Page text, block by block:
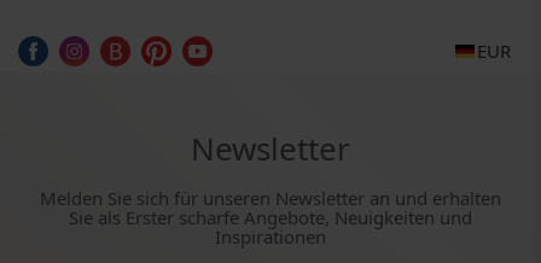
EUR
Newsletter
Melden Sie sich für unseren Newsletter an und erhalten
Sie als Erster scharfe Angebote, Neuigkeiten und
Inspirationen